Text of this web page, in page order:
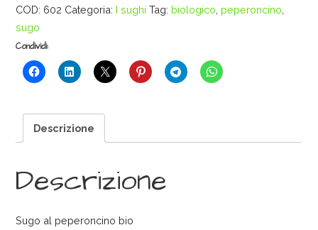
COD: 602 Categoria: I sughi Tag: biologico peperoncino
sugo
Condividi:
Descrizione
Descrizione
Sugo al peperoncino bio